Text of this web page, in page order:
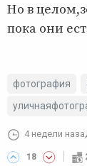
Но в
пока они
фотография
4 недели
18